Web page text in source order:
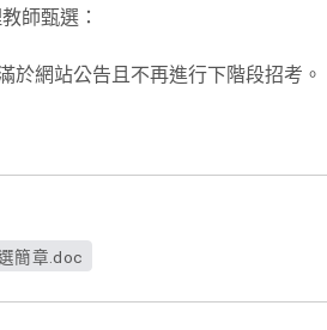
師甄選：
於網站公告且不再進行下階段招考。
簡章.doc